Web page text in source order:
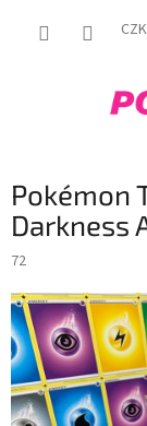
CZK
Pokémon
Darkness
72